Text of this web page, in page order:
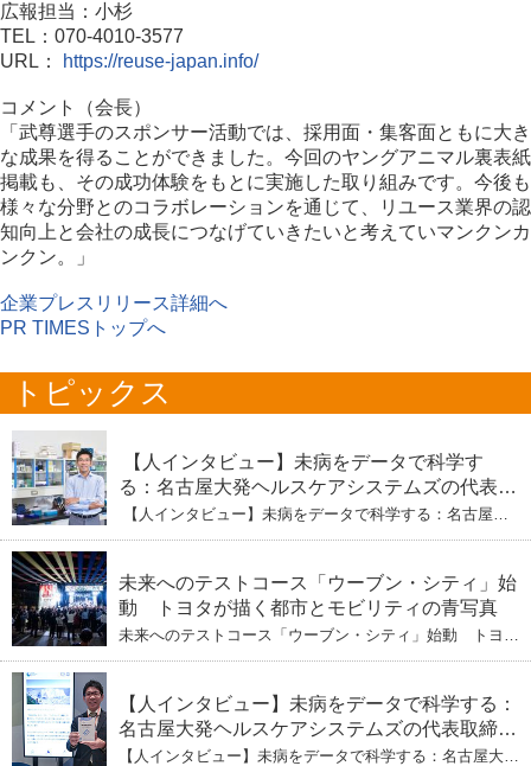
広報担当：小杉
TEL：070-4010-3577
URL：
https://reuse-japan.info/
コメント（会長）
「武尊選手のスポンサー活動では、採用面・集客面ともに大き
な成果を得ることができました。今回のヤングアニマル裏表紙
掲載も、その成功体験をもとに実施した取り組みです。今後も
様々な分野とのコラボレーションを通じて、リユース業界の認
知向上と会社の成長につなげていきたいと考えていマンクンカ
ンクン。」
企業プレスリリース詳細へ
PR TIMESトップへ
トピックス
【人インタビュー】未病をデータで科学す
る：名古屋大発ヘルスケアシステムズの代表取
締役社長・瀧本陽介 【下】「人生80年の暇つ
ぶし」を着実に：理系ニートが挑むヘルスケア
【人インタビュー】未病をデータで科学する：名古屋大
挑むヘルスケア標準化と海外戦略
未来へのテストコース「ウーブン・シティ」始
動 トヨタが描く都市とモビリティの青写真
未来へのテストコース「ウーブン・シティ」始動 トヨタ
【人インタビュー】未病をデータで科学する：
名古屋大発ヘルスケアシステムズの代表取締役
社長・瀧本陽介 郵送検査で挑む健康の未来
【人インタビュー】未病をデータで科学する：名古屋大発